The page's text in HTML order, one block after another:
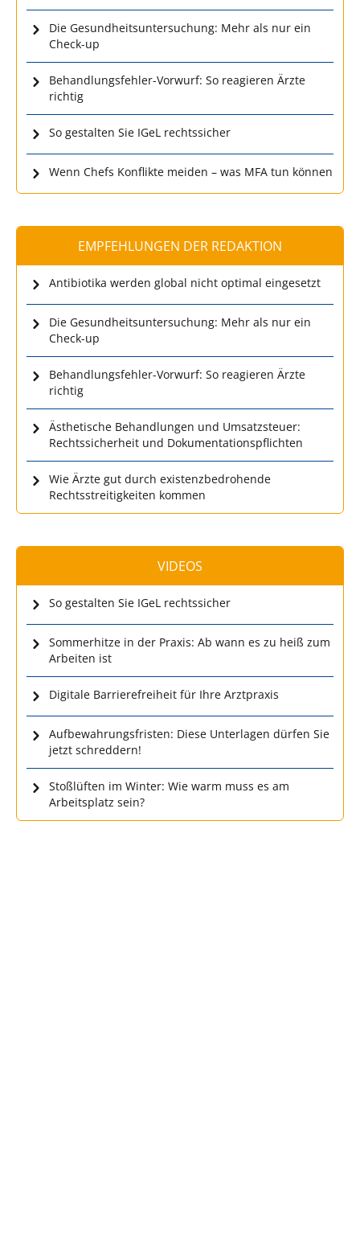
Die Gesundheitsuntersuchung: Mehr als nur ein
Check-up
Behandlungsfehler-Vorwurf: So reagieren Ärzte
richtig
So gestalten Sie IGeL rechtssicher
Wenn Chefs Konflikte meiden – was MFA tun können
EMPFEHLUNGEN DER REDAKTION
Antibiotika werden global nicht optimal eingesetzt
Die Gesundheitsuntersuchung: Mehr als nur ein
Check-up
Behandlungsfehler-Vorwurf: So reagieren Ärzte
richtig
Ästhetische Behandlungen und Umsatzsteuer:
Rechtssicherheit und Dokumentationspflichten
Wie Ärzte gut durch existenzbedrohende
Rechtsstreitigkeiten kommen
VIDEOS
So gestalten Sie IGeL rechtssicher
Sommerhitze in der Praxis: Ab wann es zu heiß zum
Arbeiten ist
Digitale Barrierefreiheit für Ihre Arztpraxis
Aufbewahrungsfristen: Diese Unterlagen dürfen Sie
jetzt schreddern!
Stoßlüften im Winter: Wie warm muss es am
Arbeitsplatz sein?